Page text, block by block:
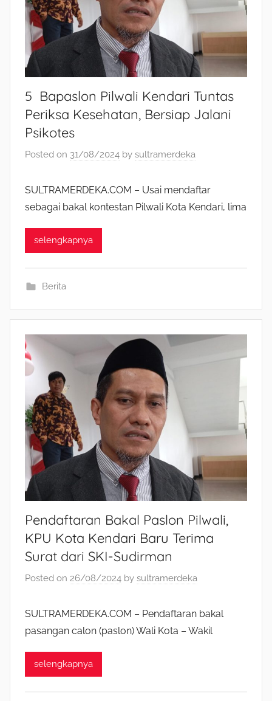
5 Bapaslon Pilwali Kendari Tuntas
Periksa Kesehatan, Bersiap Jalani
Psikotes
Posted on 31/08/2024 by sultramerdeka
SULTRAMERDEKA.COM – Usai mendaftar
sebagai bakal kontestan Pilwali Kota Kendari, lima
selengkapnya
Berita
Pendaftaran Bakal Paslon Pilwali,
KPU Kota Kendari Baru Terima
Surat dari SKI-Sudirman
Posted on 26/08/2024 by sultramerdeka
SULTRAMERDEKA.COM – Pendaftaran bakal
pasangan calon (paslon) Wali Kota – Wakil
selengkapnya